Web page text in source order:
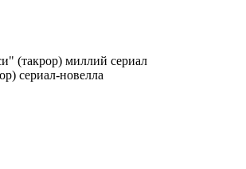
(такрор) миллий сериал
сериал-новелла